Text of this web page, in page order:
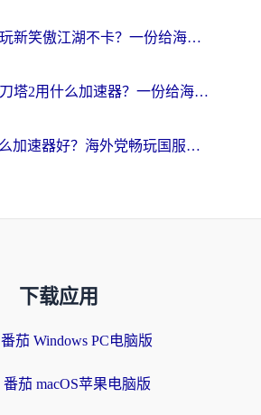
国外如何玩新笑傲江湖不卡？一份给海外游子的终极网络指南
在南非玩刀塔2用什么加速器？一份给海外游子的终极生存指南
Dive用什么加速器好？海外党畅玩国服游戏的终极避坑指南
下载应用
番茄 Windows PC电脑版
番茄 macOS苹果电脑版